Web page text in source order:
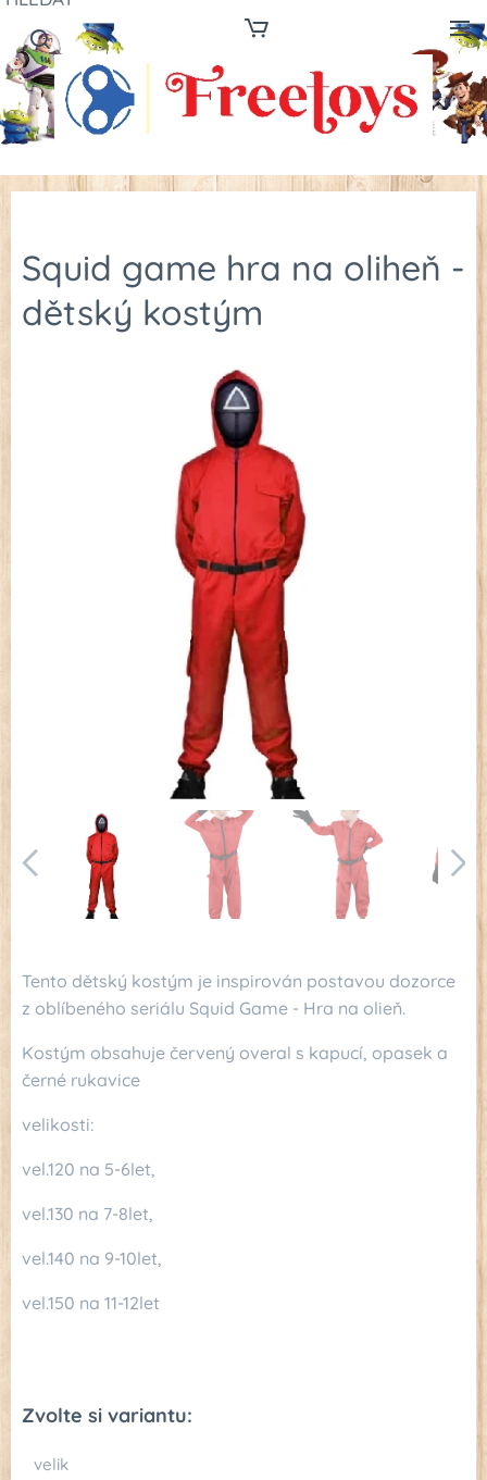
Squid game hra na oliheň -
dětský kostým
Tento dětský kostým je inspirován postavou dozorce
z oblíbeného seriálu Squid Game - Hra na olieň.
Kostým obsahuje červený overal s kapucí, opasek a
černé rukavice
velikosti:
vel.120 na 5-6let,
vel.130 na 7-8let,
vel.140 na 9-10let,
vel.150 na 11-12let
Zvolte si variantu:
velik